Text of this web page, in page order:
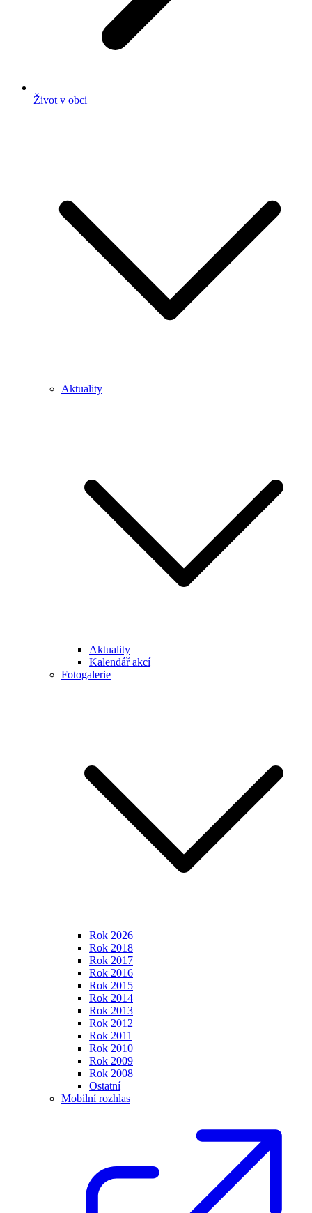
Život v obci
Aktuality
Aktuality
Kalendář akcí
Fotogalerie
Rok 2026
Rok 2018
Rok 2017
Rok 2016
Rok 2015
Rok 2014
Rok 2013
Rok 2012
Rok 2011
Rok 2010
Rok 2009
Rok 2008
Ostatní
Mobilní rozhlas